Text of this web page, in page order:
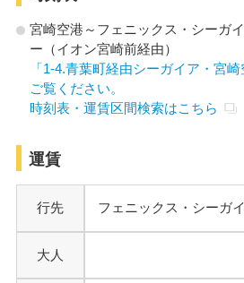
宮崎空港～フェニックス・シーガ
ー（イオン宮崎前経由）
「1-4.青葉町経由シーガイア・宮
ご覧ください。
時刻表・運賃区間検索はこちら
運賃
行先
大人
フェニックス・シーガ